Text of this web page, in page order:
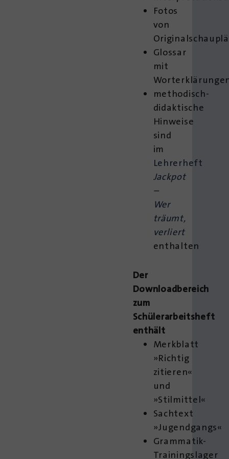
Fotos
von
Glossar
mit
methodisch-
didaktische
Hinweise
sind
im
Lehrerheft
Jackpot
–
Wer
träumt,
verliert
enthalten
Der
Downloadbereich
zum
Schülerarbeitsheft
enthält
Merkblatt
»Richtig
zitieren«
und
»Stilmittel«
Sachtext
»Jugendgangs«
Grammatik-
Trainingslager